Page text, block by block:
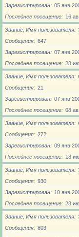
Зарегистрирован
05 янв
Последнее посещение
16
Звание, Имя пользователя
Сообщения
647
Зарегистрирован
07 янв
Последнее посещение
23
Звание, Имя пользователя
Сообщения
21
Зарегистрирован
07 янв
Последнее посещение
08
Звание, Имя пользователя
Сообщения
272
Зарегистрирован
09 янв
Последнее посещение
18
Звание, Имя пользователя
Сообщения
930
Зарегистрирован
10 янв
Последнее посещение
23
Звание, Имя пользователя
Сообщения
803